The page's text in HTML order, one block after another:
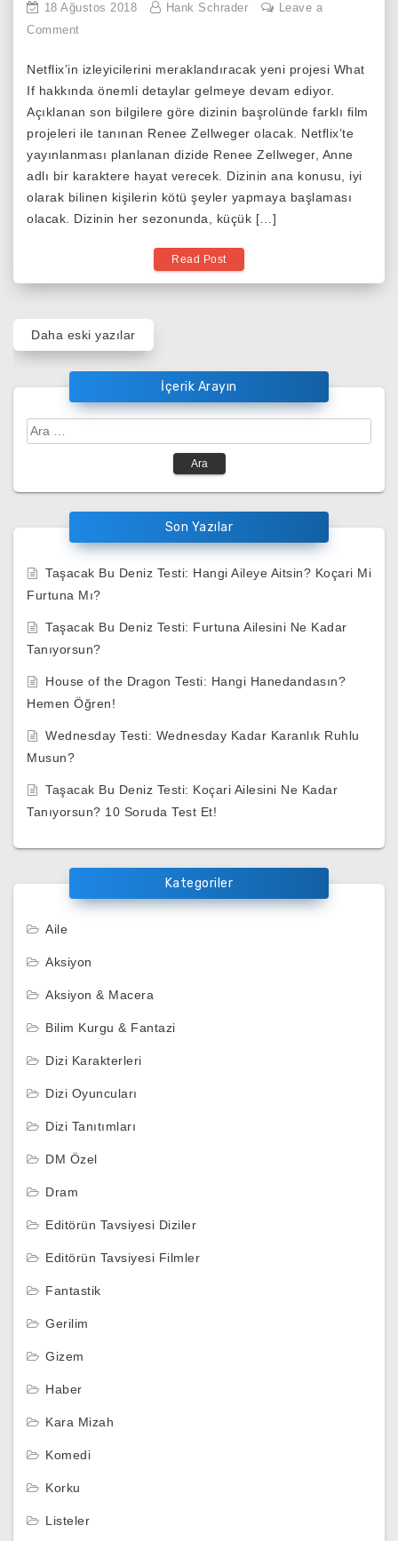
18 Ağustos 2018 Hank Schrader
Leave a
Commenton
If
Dizisinin
Başrolü
Belli
Oldu
Netflix’in izleyicilerini meraklandıracak yeni projesi What
If hakkında önemli detaylar gelmeye devam ediyor.
Açıklanan son bilgilere göre dizinin başrolünde farklı film
projeleri ile tanınan Renee Zellweger olacak. Netflix’te
yayınlanması planlanan dizide Renee Zellweger, Anne
adlı bir karaktere hayat verecek. Dizinin ana konusu, iyi
olarak bilinen kişilerin kötü şeyler yapmaya başlaması
olacak. Dizinin her sezonunda, küçük […]
Read Post
Yazı
gezinmesi
Daha eski yazılar
İçerik Arayın
Arama:
Son Yazılar
Taşacak Bu Deniz Testi: Hangi Aileye Aitsin? Koçari Mi
Furtuna Mı?
Taşacak Bu Deniz Testi: Furtuna Ailesini Ne Kadar
Tanıyorsun?
House of the Dragon Testi: Hangi Hanedandasın?
Hemen Öğren!
Wednesday Testi: Wednesday Kadar Karanlık Ruhlu
Musun?
Taşacak Bu Deniz Testi: Koçari Ailesini Ne Kadar
Tanıyorsun? 10 Soruda Test Et!
Kategoriler
Aile
Aksiyon
Aksiyon & Macera
Bilim Kurgu & Fantazi
Dizi Karakterleri
Dizi Oyuncuları
Dizi Tanıtımları
DM Özel
Dram
Editörün Tavsiyesi Diziler
Editörün Tavsiyesi Filmler
Fantastik
Gerilim
Gizem
Haber
Kara Mizah
Komedi
Korku
Listeler